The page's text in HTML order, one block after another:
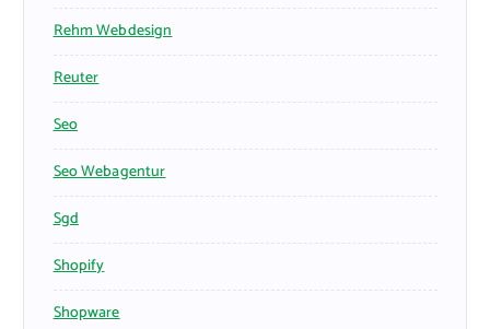
Rehm Webdesign
Reuter
Seo
Seo Webagentur
Sgd
Shopify
Shopware